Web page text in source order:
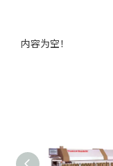
内容为空！